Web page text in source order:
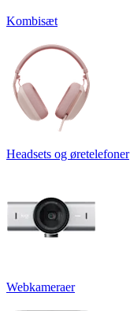
Kombisæt
Headsets og øretelefoner
Webkameraer